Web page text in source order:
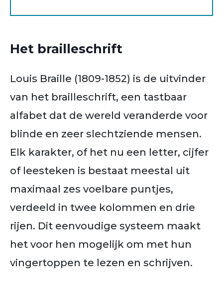
Het brailleschrift
Louis Braille (1809-1852) is de uitvinder
van het brailleschrift, een tastbaar
alfabet dat de wereld veranderde voor
blinde en zeer slechtziende mensen.
Elk karakter, of het nu een letter, cijfer
of leesteken is bestaat meestal uit
maximaal zes voelbare puntjes,
verdeeld in twee kolommen en drie
rijen. Dit eenvoudige systeem maakt
het voor hen mogelijk om met hun
vingertoppen te lezen en schrijven.